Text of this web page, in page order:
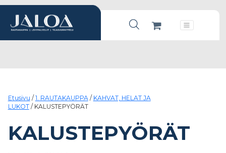
Products search
Päävalikko
Etusivu / 1. RAUTAKAUPPA/ KAHVAT, HELAT JA
LUKOT/ KALUSTEPYÖRÄT
KALUSTEPYÖRÄT